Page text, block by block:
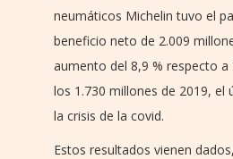
neumáticos Michelin tuvo el
beneficio neto de 2.009
aumento del 8,9 % respecto a
los 1.730 millones de 2019, el
la crisis de la covid.
Estos resultados vienen